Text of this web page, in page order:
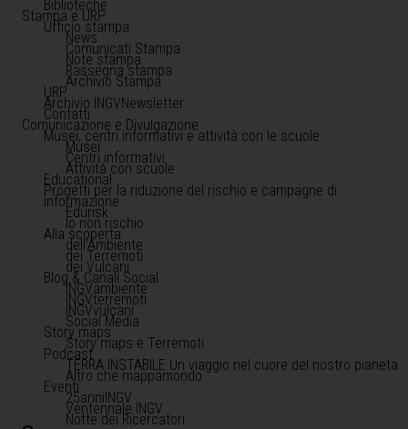
Biblioteche
Stampa e URP
Ufficio stampa
News
Comunicati Stampa
Note stampa
Rassegna stampa
Archivio Stampa
URP
Archivio INGVNewsletter
Contatti
Comunicazione e Divulgazione
Musei, centri informativi e attività con le scuole
Musei
Centri informativi
Attività con scuole
Educational
Progetti per la riduzione del rischio e campagne di
informazione
Edurisk
Io non rischio
Alla scoperta
dell'Ambiente
dei Terremoti
dei Vulcani
Blog & Canali Social
INGVambiente
INGVterremoti
INGVvulcani
Social Media
Story maps
Story maps e Terremoti
Podcast
TERRA INSTABILE Un viaggio nel cuore del nostro pianeta
Altro che mappamondo
Eventi
25anniINGV
Ventennale INGV
Notte dei Ricercatori